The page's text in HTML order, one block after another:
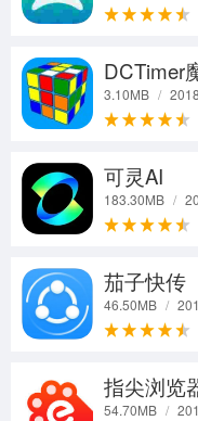
DCTimer
3.10MB /
可灵AI
183.30MB /
茄子快传
46.50MB /
指尖浏览
54.70MB /